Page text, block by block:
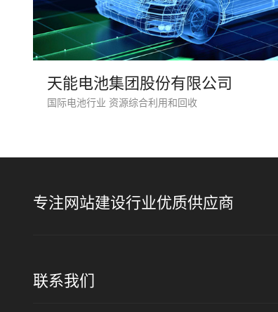
天能电池集团股份有限公司
国际电池行业 资源综合利用和回收
专注网站建设行业优质供应商
联系我们